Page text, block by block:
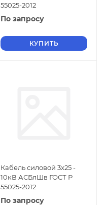
55025-2012
По запросу
КУПИТЬ
Кабель силовой 3х25 -
10кВ АСБлШв ГОСТ Р
55025-2012
По запросу